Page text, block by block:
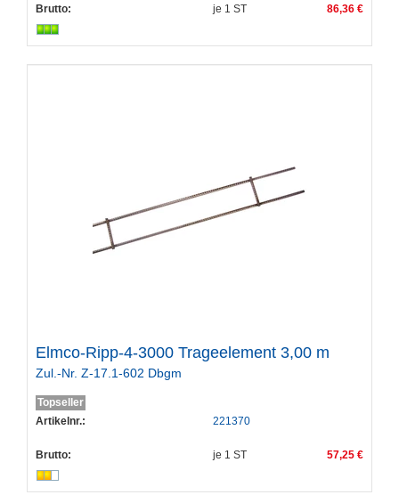
Brutto: je 1 ST 86,36 €
Elmco-Ripp-4-3000 Trageelement 3,00 m
Zul.-Nr. Z-17.1-602 Dbgm
Topseller
Artikelnr.:
221370
Brutto: je 1 ST 57,25 €